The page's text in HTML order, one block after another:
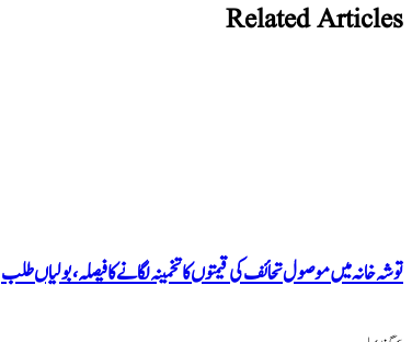
Related Articles
توشہ خانہ میں موصول تحائف کی قیمتوں کا تخمینہ لگانے کا فیصلہ، بولیاں طلب